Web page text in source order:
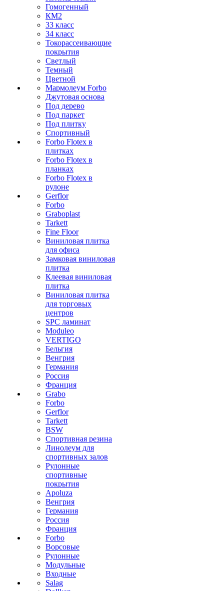
Гомогенный
КМ2
33 класс
34 класс
Токорассеивающие
покрытия
Светлый
Темный
Цветной
Мармолеум Forbo
Джутовая основа
Под дерево
Под паркет
Под плитку
Спортивный
Forbo Flotex в
плитках
Forbo Flotex в
планках
Forbo Flotex в
рулоне
Gerflor
Forbo
Graboplast
Tarkett
Fine Floor
Виниловая плитка
для офиса
Замковая виниловая
плитка
Клеевая виниловая
плитка
Виниловая плитка
для торговых
центров
SPC ламинат
Moduleo
VERTIGO
Бельгия
Венгрия
Германия
Россия
Франция
Grabo
Forbo
Gerflor
Tarkett
BSW
Спортивная резина
Линолеум для
спортивных залов
Рулонные
спортивные
покрытия
Apoluza
Венгрия
Германия
Россия
Франция
Forbo
Ворсовые
Рулонные
Модульные
Входные
Salag